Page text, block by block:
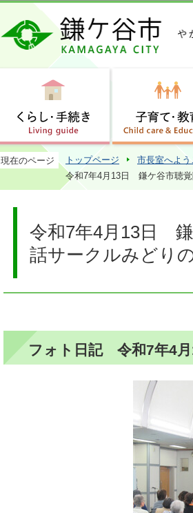
現在のページ トップページ 市長室へよう
令和7年4月13日 鎌ケ谷市聴覚
令和7年4月13日
話サークルみどり
フォト日記 令和7年4月